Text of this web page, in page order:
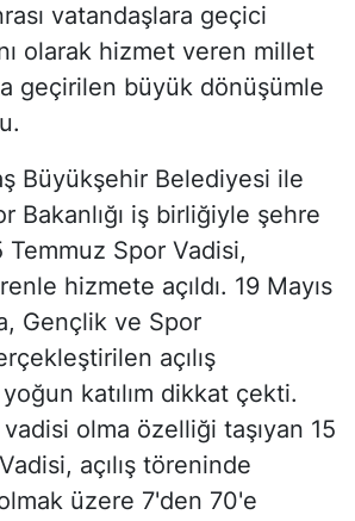
vatandaşlara geçici
olarak hizmet veren millet
geçirilen büyük dönüşümle
Büyükşehir Belediyesi ile
Bakanlığı iş birliğiyle şehre
Temmuz Spor Vadisi,
hizmete açıldı. 19 Mayıs
Gençlik ve Spor
açılış
katılım dikkat çekti.
olma özelliği taşıyan 15
açılış töreninde
üzere 7'den 70'e